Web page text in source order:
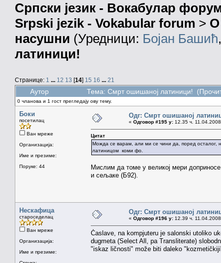
Српски језик - Вокабулар
Srpski jezik - Vokabular forum > О
насушни (Уредници: Бојан Башић
латиници!
Странице: 1 ... 12 13 [14] 15 16 ... 21
Аутор Тема: Смрт ошишаној латиници!
0 чланова и 1 гост прегледају ову тему.
Боки
посетилац
Ван мреже
Организација:
Име и презиме:
Поруке: 44
Одг: Смрт ошишаној
« Одговор #195 у: 12.35 ч.
Цитат
Можда се варам, али ми се чини да, поред осталог,
латиницом коми фо.
Мислим да томе у великој мери
и сељаке (Б92).
Нескафица
староседелац
Ван мреже
Организација:
Име и презиме:
Одг: Смрт ошишаној
« Одговор #196 у: 12.39 ч.
Časlave, na kompjuteru je salonski utoliko
dugmeta (Select All, pa Transliterate)
"iskaz ličnosti" može biti daleko